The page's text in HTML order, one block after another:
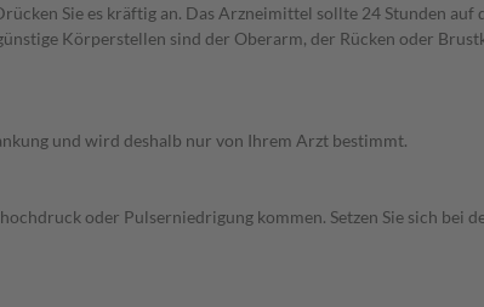
Sie es kräftig an. Das Arzneimittel sollte 24 Stunden
Körperstellen sind der Oberarm, der Rücken oder
und wird deshalb nur von Ihrem Arzt bestimmt.
oder Pulserniedrigung kommen. Setzen Sie sich bei